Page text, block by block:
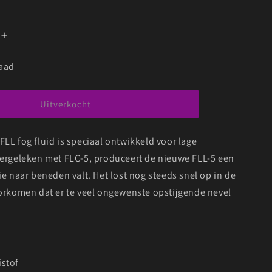
Aantal
verhogen
voor
FLL-
LOW
EFFECTS
FLUID
ROOKVLOEISTOF
5L
Uitverkocht
fog fluid is speciaal ontwikkeld voor lage
met FLC-5, produceert de nieuwe FLL-5 een
naar beneden valt. Het lost nog steeds snel op in de
dat er te veel ongewenste opstijgende nevel